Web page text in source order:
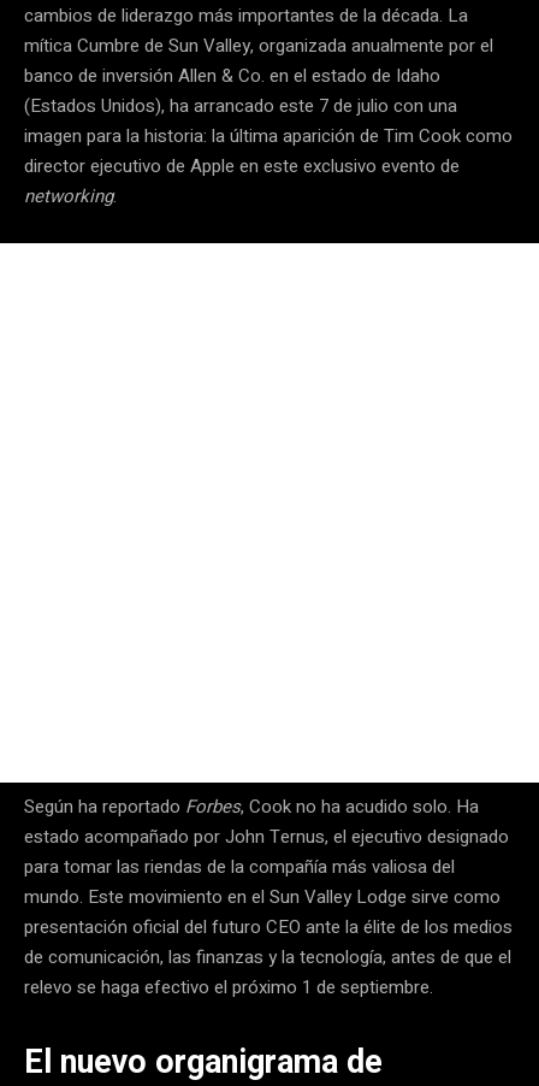
cambios de liderazgo más importantes de la década. La
mítica Cumbre de Sun Valley, organizada anualmente por el
banco de inversión Allen & Co. en el estado de Idaho
(Estados Unidos), ha arrancado este 7 de julio con una
imagen para la historia: la última aparición de Tim Cook como
director ejecutivo de Apple en este exclusivo evento de
networking.
Según ha reportado Forbes, Cook no ha acudido solo. Ha
estado acompañado por John Ternus, el ejecutivo designado
para tomar las riendas de la compañía más valiosa del
mundo. Este movimiento en el Sun Valley Lodge sirve como
presentación oficial del futuro CEO ante la élite de los medios
de comunicación, las finanzas y la tecnología, antes de que el
relevo se haga efectivo el próximo 1 de septiembre.
El nuevo organigrama de